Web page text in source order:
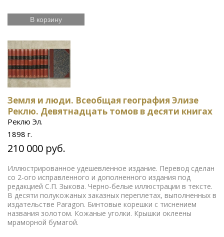
В корзину
Земля и люди. Всеобщая география Элизе
Реклю. Девятнадцать томов в десяти книгах
Реклю Эл.
1898 г.
210 000 руб.
Иллюстрированное удешевленное издание. Перевод сделан
со 2-ого исправленного и дополненного издания под
редакцией С.П. Зыкова. Черно-белые иллюстрации в тексте.
В десяти полукожаных заказных переплетах, выполненных в
издательстве Paragon. Бинтовые корешки с тиснением
названия золотом. Кожаные уголки. Крышки оклеены
мраморной бумагой.